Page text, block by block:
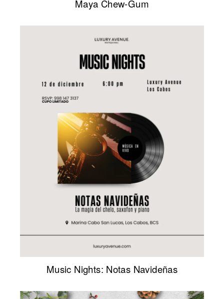
Maya Chew-Gum
Music Nights: Notas Navideñas